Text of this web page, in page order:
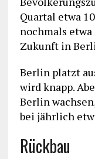
Quartal etwa
nochmals
Zukunft in
Berlin platzt
wird knapp.
Berlin
bei jährlich
Rückbau